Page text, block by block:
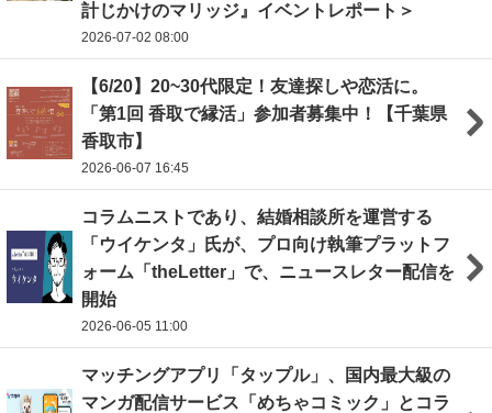
計じかけのマリッジ』イベントレポート＞
2026-07-02 08:00
【6/20】20~30代限定！友達探しや恋活に。
「第1回 香取で縁活」参加者募集中！【千葉県
香取市】
2026-06-07 16:45
コラムニストであり、結婚相談所を運営する
「ウイケンタ」氏が、プロ向け執筆プラットフ
ォーム「theLetter」で、ニュースレター配信を
開始
2026-06-05 11:00
マッチングアプリ「タップル」、国内最大級の
マンガ配信サービス「めちゃコミック」とコラ